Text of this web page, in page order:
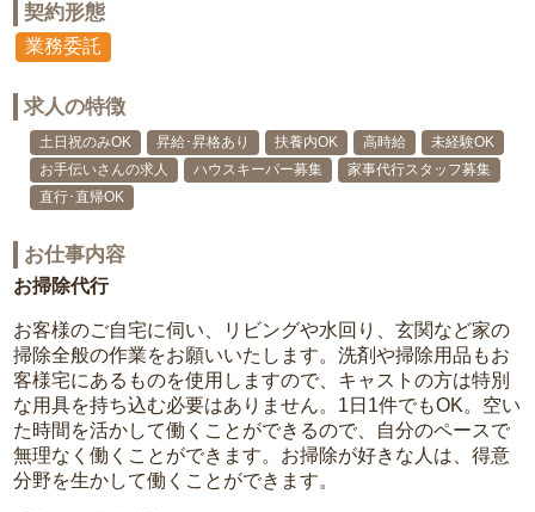
契約形態
業務委託
求人の特徴
土日祝のみOK 昇給･昇格あり 扶養内OK 高時給
未経験OK
お手伝いさんの求人
ハウスキーパー募集
家事代行スタッフ募集
直行･直帰OK
お仕事内容
お掃除代行
お客様のご自宅に伺い、リビングや水回り、玄関など家の
掃除全般の作業をお願いいたします。洗剤や掃除用品もお
客様宅にあるものを使用しますので、キャストの方は特別
な用具を持ち込む必要はありません。1日1件でもOK。空い
た時間を活かして働くことができるので、自分のペースで
無理なく働くことができます。お掃除が好きな人は、得意
分野を生かして働くことができます。